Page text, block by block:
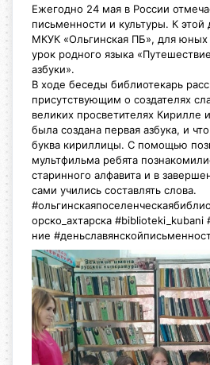
Ежегодно 24 мая в России
письменности и культуры. К этой
МКУК «Ольгинская ПБ», для юных
урок родного языка
азбуки».
В ходе беседы библиотекарь
присутствующим о создателях
великих просветителях
была создана первая азбука, и
буква кириллицы. С помощью
мультфильма ребята
старинного алфавита и в
сами учились составлять слова.
орско_ахтарска #biblioteki_kubani
ние